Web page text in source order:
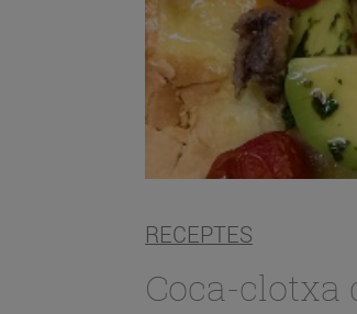
RECEPTES
Coca-clotxa